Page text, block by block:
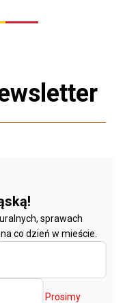
sprawach
co dzień w mieście.
Prosimy